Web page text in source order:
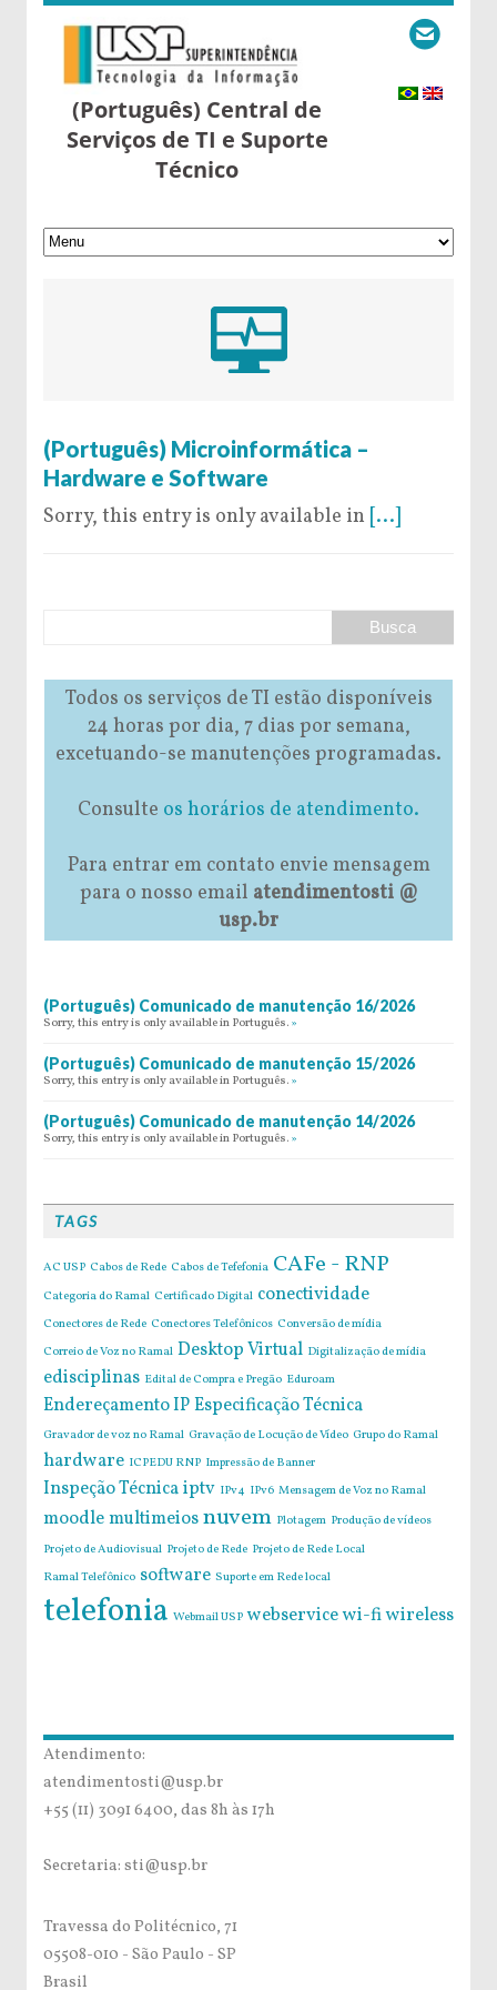
(Português) Central de
Serviços de TI e Suporte
Técnico
(Português) Microinformática –
Hardware e Software
Sorry, this entry is only available in [...]
Todos os serviços de TI estão disponíveis
24 horas por dia, 7 dias por semana,
excetuando-se manutenções programadas.
Consulte os horários de atendimento.
Para entrar em contato envie mensagem
para o nosso email atendimentosti @
usp.br
(Português) Comunicado de manutenção 16/2026
Sorry, this entry is only available in Português. »
(Português) Comunicado de manutenção 15/2026
Sorry, this entry is only available in Português. »
(Português) Comunicado de manutenção 14/2026
Sorry, this entry is only available in Português. »
TAGS
AC USP Cabos de Rede Cabos de Tefefonia CAFe - RNP
Categoria do Ramal Certificado Digital conectividade
Conectores de Rede Conectores Telefônicos Conversão de mídia
Correio de Voz no Ramal Desktop Virtual Digitalização de mídia
edisciplinas Edital de Compra e Pregão Eduroam
Endereçamento IPEspecificação Técnica
Gravador de voz no Ramal Gravação de Locução de Vídeo Grupo do Ramal
hardware ICPEDU RNP Impressão de Banner
Inspeção Técnicaiptv IPv4 IPv6 Mensagem de Voz no Ramal
moodlemultimeiosnuvem Plotagem Produção de vídeos
Projeto de Audiovisual Projeto de Rede Projeto de Rede Local
Ramal Telefônico software Suporte em Rede local
telefonia Webmail USP webservicewi-fiwireless
Atendimento:
atendimentosti@usp.br
+55 (11) 3091 6400, das 8h às 17h
Secretaria: sti@usp.br
Travessa do Politécnico, 71
05508-010 - São Paulo - SP
Brasil